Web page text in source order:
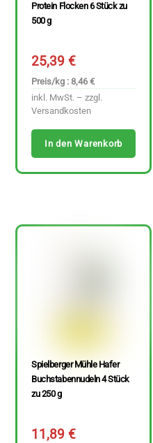
Protein Flocken 6 Stück zu
500 g
25,39€
Preis/kg : 8,46 €
inkl. MwSt. – zzgl.
Versandkosten
In den Warenkorb
Spielberger Mühle Hafer
Buchstabennudeln 4 Stück
zu 250 g
11,89€